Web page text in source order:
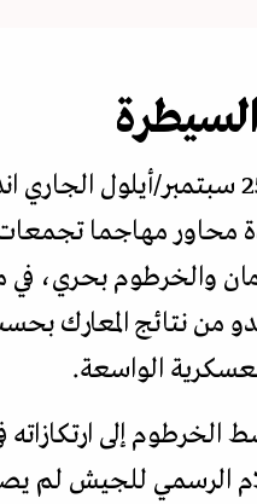
منذ أن وصل البرهان إلى نيويورك يوم
محاور مهاجما
والخرطوم بحري، في
من نتائج
الواسعة.
إلى ارتكازاته
الرسمي للجيش لم